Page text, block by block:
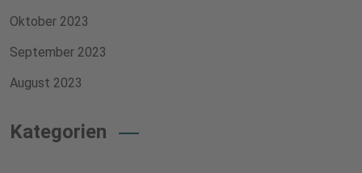
Oktober 2023
September 2023
August 2023
Kategorien